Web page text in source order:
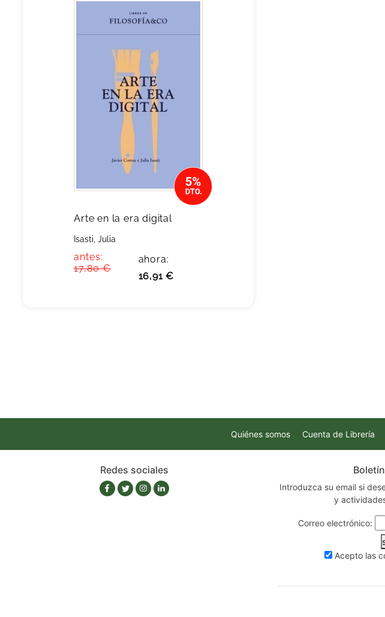
Arte en la era digital
Isasti, Julia
antes:
17,80 €
ahora:
16,91 €
Quiénes somos Cuenta de Librería
Redes sociales
Introduzca su email si
y
Correo electrónico:
Acepto las